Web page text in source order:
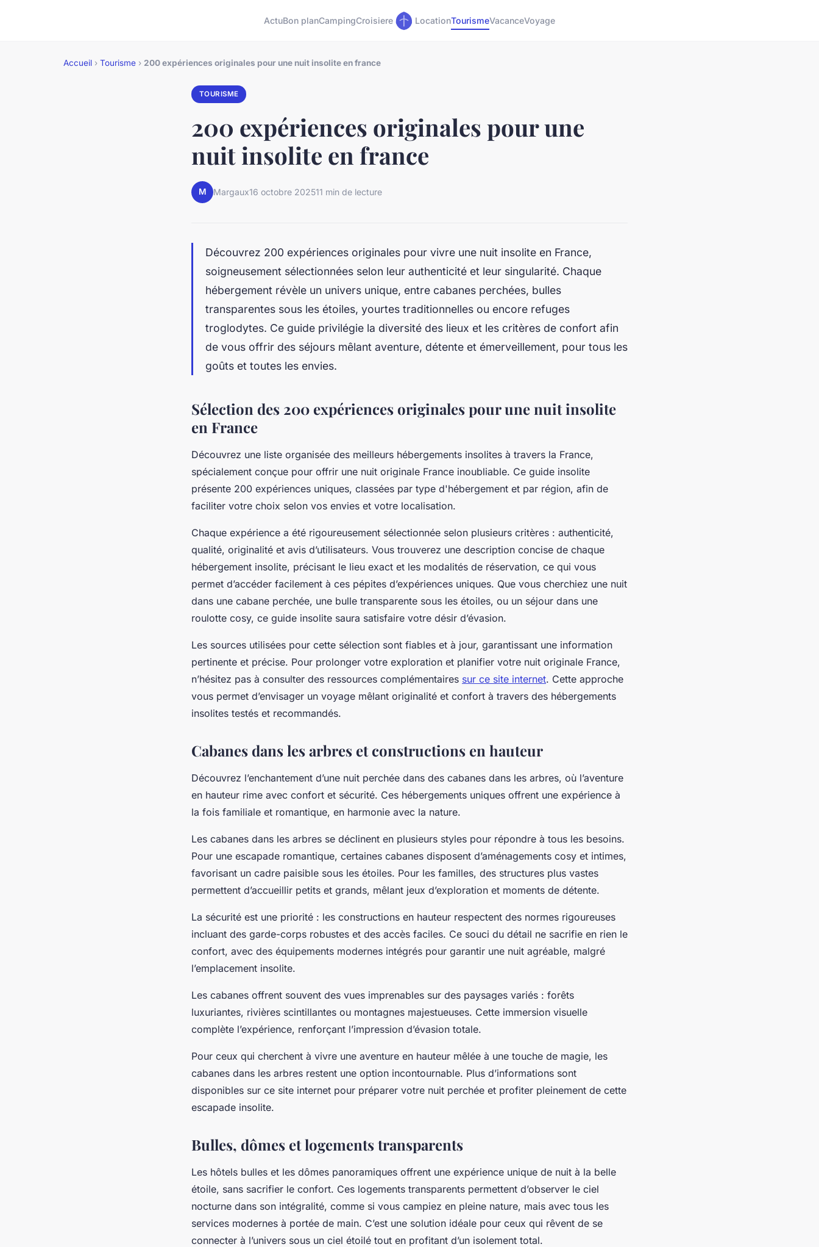
ActuBon planCampingCroisiere LocationTourismeVacanceVoyage
Accueil › Tourisme › 200 expériences originales pour une nuit insolite en france
TOURISME
200 expériences originales pour une
nuit insolite en france
M Margaux16 octobre 202511 min de lecture
Découvrez 200 expériences originales pour vivre une nuit insolite en France,
soigneusement sélectionnées selon leur authenticité et leur singularité. Chaque
hébergement révèle un univers unique, entre cabanes perchées, bulles
transparentes sous les étoiles, yourtes traditionnelles ou encore refuges
troglodytes. Ce guide privilégie la diversité des lieux et les critères de confort afin
de vous offrir des séjours mêlant aventure, détente et émerveillement, pour tous les
goûts et toutes les envies.
Sélection des 200 expériences originales pour une nuit insolite
en France
Découvrez une liste organisée des meilleurs hébergements insolites à travers la France,
spécialement conçue pour offrir une nuit originale France inoubliable. Ce guide insolite
présente 200 expériences uniques, classées par type d'hébergement et par région, afin de
faciliter votre choix selon vos envies et votre localisation.
Chaque expérience a été rigoureusement sélectionnée selon plusieurs critères : authenticité,
qualité, originalité et avis d’utilisateurs. Vous trouverez une description concise de chaque
hébergement insolite, précisant le lieu exact et les modalités de réservation, ce qui vous
permet d’accéder facilement à ces pépites d’expériences uniques. Que vous cherchiez une nuit
dans une cabane perchée, une bulle transparente sous les étoiles, ou un séjour dans une
roulotte cosy, ce guide insolite saura satisfaire votre désir d’évasion.
Les sources utilisées pour cette sélection sont fiables et à jour, garantissant une information
pertinente et précise. Pour prolonger votre exploration et planifier votre nuit originale France,
n’hésitez pas à consulter des ressources complémentaires sur ce site internet. Cette approche
vous permet d’envisager un voyage mêlant originalité et confort à travers des hébergements
insolites testés et recommandés.
Cabanes dans les arbres et constructions en hauteur
Découvrez l’enchantement d’une nuit perchée dans des cabanes dans les arbres, où l’aventure
en hauteur rime avec confort et sécurité. Ces hébergements uniques offrent une expérience à
la fois familiale et romantique, en harmonie avec la nature.
Les cabanes dans les arbres se déclinent en plusieurs styles pour répondre à tous les besoins.
Pour une escapade romantique, certaines cabanes disposent d’aménagements cosy et intimes,
favorisant un cadre paisible sous les étoiles. Pour les familles, des structures plus vastes
permettent d’accueillir petits et grands, mêlant jeux d’exploration et moments de détente.
La sécurité est une priorité : les constructions en hauteur respectent des normes rigoureuses
incluant des garde-corps robustes et des accès faciles. Ce souci du détail ne sacrifie en rien le
confort, avec des équipements modernes intégrés pour garantir une nuit agréable, malgré
l’emplacement insolite.
Les cabanes offrent souvent des vues imprenables sur des paysages variés : forêts
luxuriantes, rivières scintillantes ou montagnes majestueuses. Cette immersion visuelle
complète l’expérience, renforçant l’impression d’évasion totale.
Pour ceux qui cherchent à vivre une aventure en hauteur mêlée à une touche de magie, les
cabanes dans les arbres restent une option incontournable. Plus d’informations sont
disponibles sur ce site internet pour préparer votre nuit perchée et profiter pleinement de cette
escapade insolite.
Bulles, dômes et logements transparents
Les hôtels bulles et les dômes panoramiques offrent une expérience unique de nuit à la belle
étoile, sans sacrifier le confort. Ces logements transparents permettent d’observer le ciel
nocturne dans son intégralité, comme si vous campiez en pleine nature, mais avec tous les
services modernes à portée de main. C’est une solution idéale pour ceux qui rêvent de se
connecter à l’univers sous un ciel étoilé tout en profitant d’un isolement total.